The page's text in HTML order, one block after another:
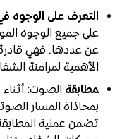
التعرف على الوجوه في
على جميع الوجوه
عن عددها. فهي قادرة
الأهمية لمزامنة
‍مطابقةالصوت:أثناء
بمحاذاة المسار
تضمن عملية